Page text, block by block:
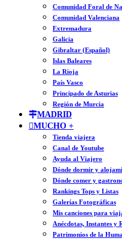
Comunidad Foral de
Comunidad Valenciana
Extremadura
Galicia
Gibraltar (Español)
Islas Baleares
La Rioja
País Vasco
Principado de Asturias
Región de Murcia
MADRID
MUCHO +
Tienda viajera
Canal de Youtube
Ayuda al Viajero
Dónde dormir y
Dónde comer y
Rankings Tops y Listas
Galerías Fotográficas
Mis canciones para
Anécdotas, Instantes y
Patrimonios de la